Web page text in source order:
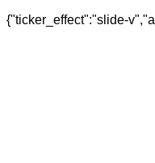
{"ticker_effect":"slide-